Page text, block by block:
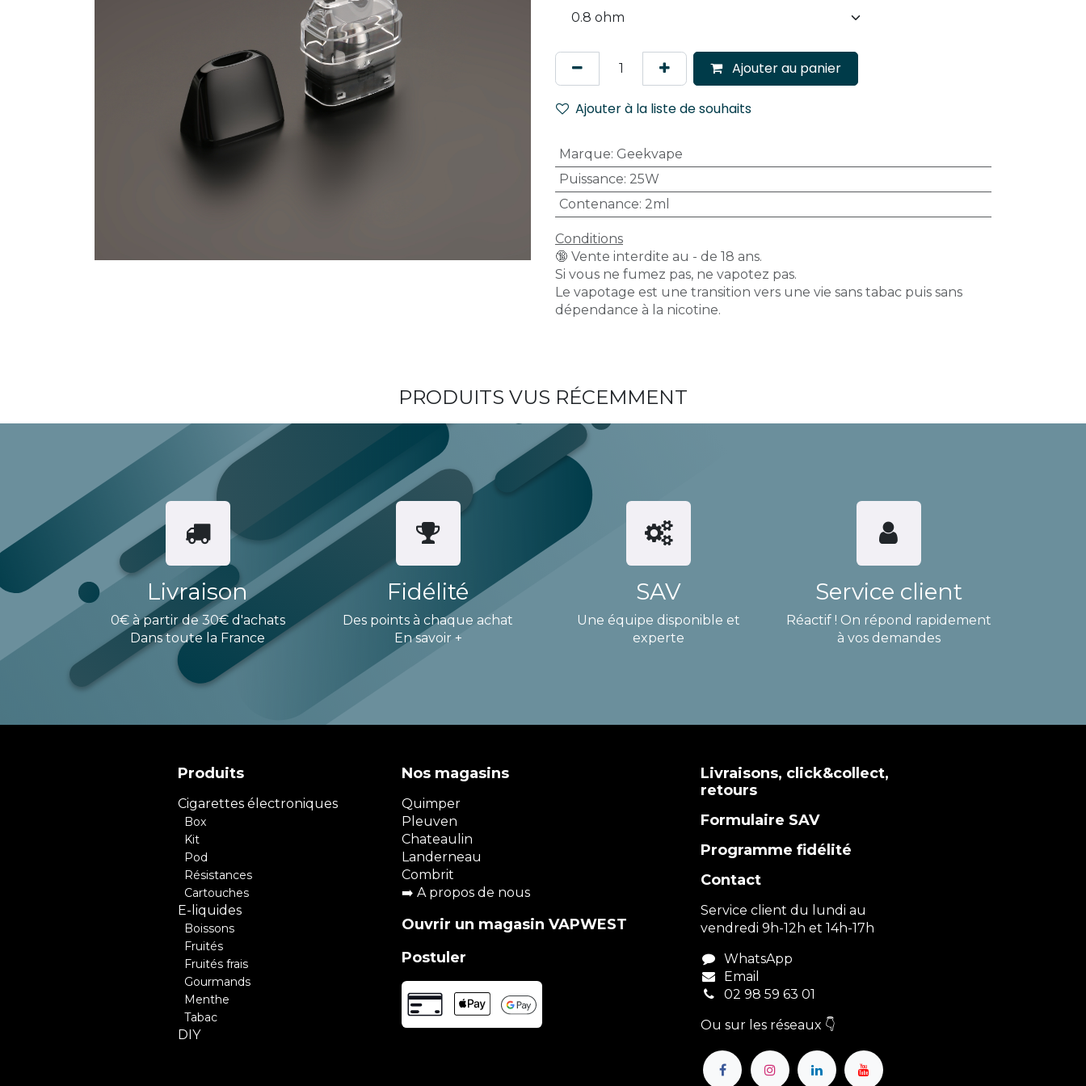
Ajouter au panier
Ajouter à la liste de souhaits
Marque: Geekvape
Puissance: 25W
Contenance: 2ml
Conditions
🔞 Vente interdite au - de 18 ans.
Si vous ne fumez pas, ne vapotez pas.
Le vapotage est une transition vers une vie sans tabac puis sans
dépendance à la nicotine.
PRODUITS VUS RÉCEMMENT
Livraison
0€ à partir de 30€ d'achats
Dans toute la France
Fidélité
Des points à chaque achat
En savoir +
SAV
Une équipe disponible et
experte
Service client
Réactif ! On répond rapidement
à vos demandes
Produits
Cigarettes électroniques
Box
Kit
Pod
Résistances
Cartouches
E-liquides
Boissons
Fruités
Fruités frais
Gourmands
Menthe
Tabac
DIY
Livraisons, click&collect,
retours
Formulaire SAV
Programme fidélité
Contact
Service client du lundi au
vendredi 9h-12h et 14h-17h
WhatsApp
Email
02 98 59 63 01
Ou sur les réseaux 👇
Nos magasins
Quimper
Pleuven
Chateaulin
Landerneau
Combrit
➡️ A propos de nous
Ouvrir un magasin VAPWEST
Postuler